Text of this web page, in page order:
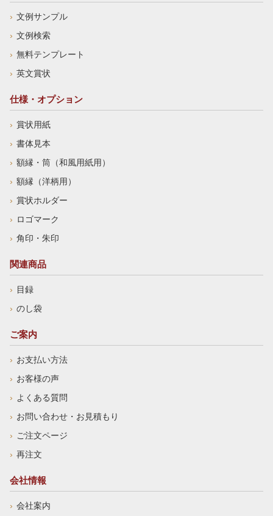
文例サンプル
文例検索
無料テンプレート
英文賞状
仕様・オプション
賞状用紙
書体見本
額縁・筒（和風用紙用）
額縁（洋柄用）
賞状ホルダー
ロゴマーク
角印・朱印
関連商品
目録
のし袋
ご案内
お支払い方法
お客様の声
よくある質問
お問い合わせ・お見積もり
ご注文ページ
再注文
会社情報
会社案内